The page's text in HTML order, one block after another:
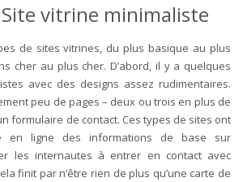
vitrine minimaliste
de sites vitrines, du plus basique au plus
cher au plus cher. D’abord, il y a quelques
avec des designs assez rudimentaires.
peu de pages – deux ou trois en plus de
formulaire de contact. Ces types de sites ont
en ligne des informations de base sur
les internautes à entrer en contact avec
finit par n’être rien de plus qu’une carte de